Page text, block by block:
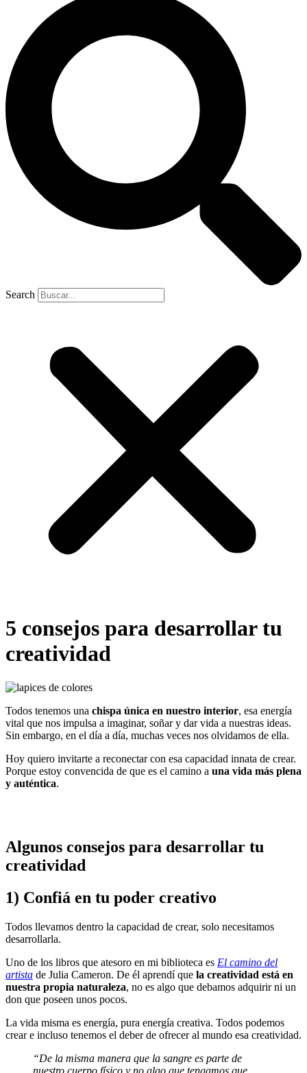
Search
5 consejos para desarrollar tu
creatividad
Todos tenemos una chispa única en nuestro interior, esa energía
vital que nos impulsa a imaginar, soñar y dar vida a nuestras ideas.
Sin embargo, en el día a día, muchas veces nos olvidamos de ella.
Hoy quiero invitarte a reconectar con esa capacidad innata de crear.
Porque estoy convencida de que es el camino a una vida más plena
y auténtica.
Algunos consejos para desarrollar tu
creatividad
1) Confiá en tu poder creativo
Todos llevamos dentro la capacidad de crear, solo necesitamos
desarrollarla.
Uno de los libros que atesoro en mi biblioteca es El camino del
artista de Julia Cameron. De él aprendí que la creatividad está en
nuestra propia naturaleza, no es algo que debamos adquirir ni un
don que poseen unos pocos.
La vida misma es energía, pura energía creativa. Todos podemos
crear e incluso tenemos el deber de ofrecer al mundo esa creatividad.
“De la misma manera que la sangre es parte de
nuestro cuerpo físico y no algo que tengamos que